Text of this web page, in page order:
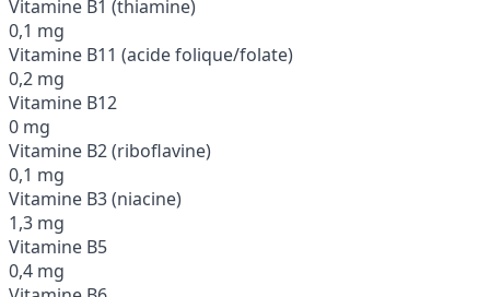
Vitamine B1 (thiamine)
0,1 mg
Vitamine B11 (acide folique/folate)
0,2 mg
Vitamine B12
0 mg
Vitamine B2 (riboflavine)
0,1 mg
Vitamine B3 (niacine)
1,3 mg
Vitamine B5
0,4 mg